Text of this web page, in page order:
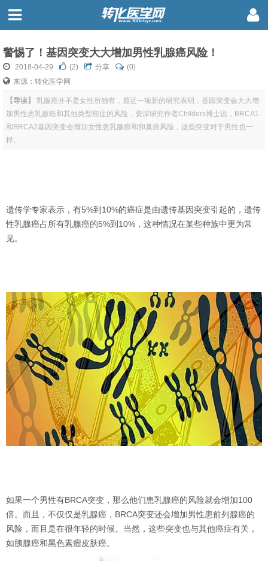
警惕了！基因突变大大增加男性乳腺癌风险！
2018-04-29 (2) 分享
(0)
来源：转化医学网
【导读】
乳腺癌并不是女性所独有，最近一项新的研究表明，基因突变会大大增
加男性患乳腺癌和其他类型癌症的风险，资深研究作者Childers博士说，BRCA1
和BRCA2基因突变会增加女性患乳腺癌和卵巢癌风险，这些突变对于男性也一
样。
遗传学专家表示，有5%到10%的癌症是由遗传基因突变引起的，遗传
性乳腺癌占所有乳腺癌的5%到10%，这种情况在某些种族中更为常
见。
如果一个男性有BRCA突变，那么他们患乳腺癌的风险就会增加100
倍。而且，不仅仅是乳腺癌，BRCA突变还会增加男性患前列腺癌的
风险，而且是在很年轻的时候。当然，这些突变也与其他癌症有关，
如胰腺癌和黑色素瘤皮肤癌。